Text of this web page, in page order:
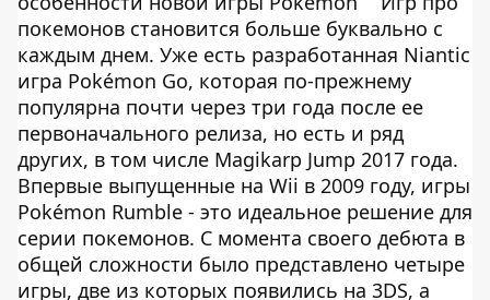
покемонов становится больше буквально с
каждым днем. Уже есть разработанная Niantic
игра Pokémon Go, которая по-прежнему
популярна почти через три года после ее
первоначального релиза, но есть и ряд
других, в том числе Magikarp Jump 2017 года.
Впервые выпущенные на Wii в 2009 году, игры
Pokémon Rumble - это идеальное решение для
серии покемонов. С момента своего дебюта в
общей сложности было представлено четыре
игры, две из которых появились на 3DS, а